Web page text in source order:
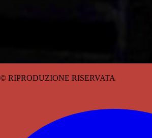
© RIPRODUZIONE RISERVATA